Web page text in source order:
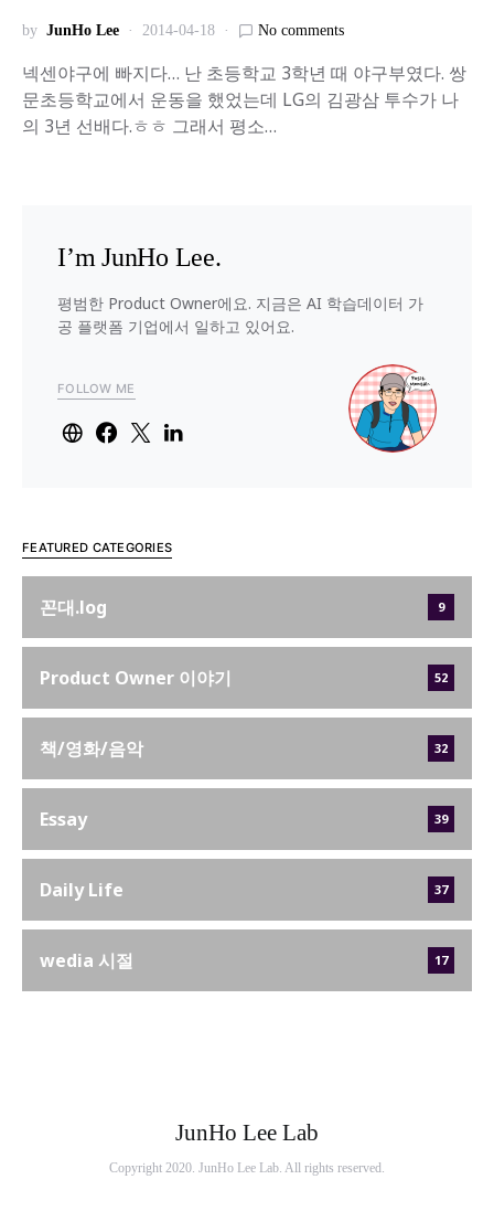
by JunHo Lee 2014-04-18 No comments
넥센야구에 빠지다… 난 초등학교 3학년 때 야구부였다. 쌍
문초등학교에서 운동을 했었는데 LG의 김광삼 투수가 나
의 3년 선배다.ㅎㅎ 그래서 평소…
I’m JunHo Lee.
평범한 Product Owner에요. 지금은 AI 학습데이터 가
공 플랫폼 기업에서 일하고 있어요.
FOLLOW ME
FEATURED CATEGORIES
꼰대.log 9
Product Owner 이야기 52
책/영화/음악 32
Essay 39
Daily Life 37
wedia 시절 17
JunHo Lee Lab
Copyright 2020. JunHo Lee Lab. All rights reserved.